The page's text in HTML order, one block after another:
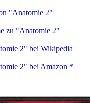
"Anatomie 2"
zu "Anatomie 2"
2" bei Wikipedia
2" bei Amazon *